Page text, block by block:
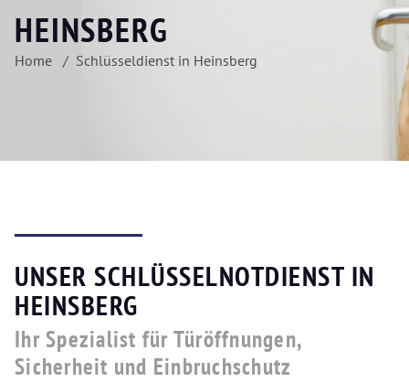
HEINSBERG
Home Schlüsseldienst in Heinsberg
UNSER SCHLÜSSELNOTDIENST IN
HEINSBERG
Ihr Spezialist für Türöffnungen,
Sicherheit und Einbruchschutz